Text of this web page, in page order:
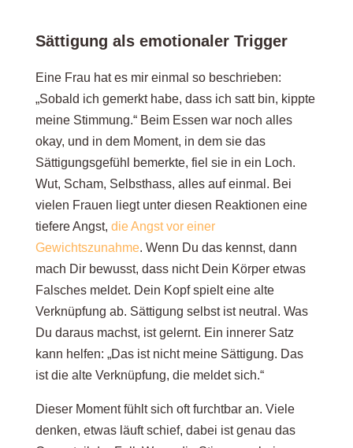
Sättigung als emotionaler Trigger
Eine Frau hat es mir einmal so beschrieben:
„Sobald ich gemerkt habe, dass ich satt bin, kippte
meine Stimmung.“ Beim Essen war noch alles
okay, und in dem Moment, in dem sie das
Sättigungsgefühl bemerkte, fiel sie in ein Loch.
Wut, Scham, Selbsthass, alles auf einmal. Bei
vielen Frauen liegt unter diesen Reaktionen eine
tiefere Angst, die Angst vor einer
Gewichtszunahme. Wenn Du das kennst, dann
mach Dir bewusst, dass nicht Dein Körper etwas
Falsches meldet. Dein Kopf spielt eine alte
Verknüpfung ab. Sättigung selbst ist neutral. Was
Du daraus machst, ist gelernt. Ein innerer Satz
kann helfen: „Das ist nicht meine Sättigung. Das
ist die alte Verknüpfung, die meldet sich.“
Dieser Moment fühlt sich oft furchtbar an. Viele
denken, etwas läuft schief, dabei ist genau das